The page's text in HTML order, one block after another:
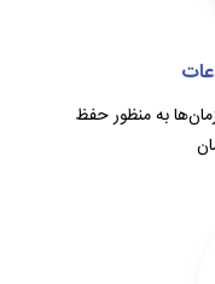
به منظور حفظ